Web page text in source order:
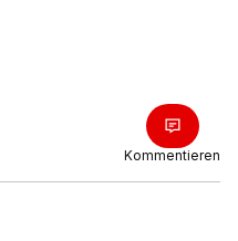
Kommentieren